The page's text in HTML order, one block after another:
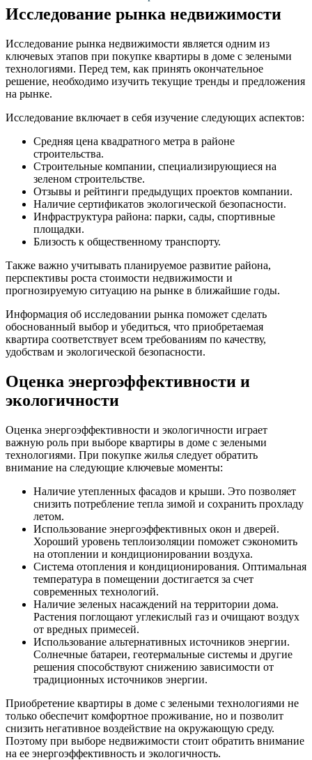
Исследование рынка недвижимости
Исследование рынка недвижимости является одним из
ключевых этапов при покупке квартиры в доме с зелеными
технологиями. Перед тем, как принять окончательное
решение, необходимо изучить текущие тренды и предложения
на рынке.
Исследование включает в себя изучение следующих аспектов:
Средняя цена квадратного метра в районе
строительства.
Строительные компании, специализирующиеся на
зеленом строительстве.
Отзывы и рейтинги предыдущих проектов компании.
Наличие сертификатов экологической безопасности.
Инфраструктура района: парки, сады, спортивные
площадки.
Близость к общественному транспорту.
Также важно учитывать планируемое развитие района,
перспективы роста стоимости недвижимости и
прогнозируемую ситуацию на рынке в ближайшие годы.
Информация об исследовании рынка поможет сделать
обоснованный выбор и убедиться, что приобретаемая
квартира соответствует всем требованиям по качеству,
удобствам и экологической безопасности.
Оценка энергоэффективности и
экологичности
Оценка энергоэффективности и экологичности играет
важную роль при выборе квартиры в доме с зелеными
технологиями. При покупке жилья следует обратить
внимание на следующие ключевые моменты:
Наличие утепленных фасадов и крыши. Это позволяет
снизить потребление тепла зимой и сохранить прохладу
летом.
Использование энергоэффективных окон и дверей.
Хороший уровень теплоизоляции поможет сэкономить
на отоплении и кондиционировании воздуха.
Система отопления и кондиционирования. Оптимальная
температура в помещении достигается за счет
современных технологий.
Наличие зеленых насаждений на территории дома.
Растения поглощают углекислый газ и очищают воздух
от вредных примесей.
Использование альтернативных источников энергии.
Солнечные батареи, геотермальные системы и другие
решения способствуют снижению зависимости от
традиционных источников энергии.
Приобретение квартиры в доме с зелеными технологиями не
только обеспечит комфортное проживание, но и позволит
снизить негативное воздействие на окружающую среду.
Поэтому при выборе недвижимости стоит обратить внимание
на ее энергоэффективность и экологичность.